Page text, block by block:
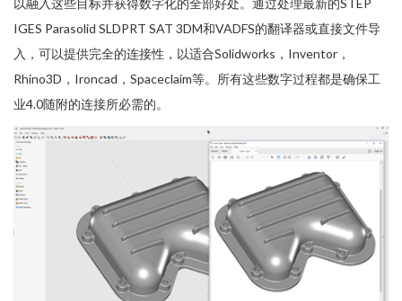
IGES Parasolid SLDPRT SAT 3DM和VADFS的翻译器或直接文件导
入，可以提供完全的连接性，以适合Solidworks，Inventor，
Rhino3D，Ironcad，Spaceclaim等。所有这些数字过程都是确保工
业4.0随附的连接所必需的。